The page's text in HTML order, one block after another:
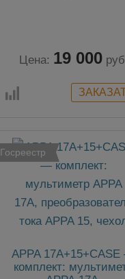
Цена: 19 000
Госреестр
APPA
комплект: